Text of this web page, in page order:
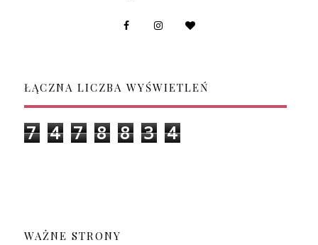
ŁĄCZNA LICZBA WYŚWIETLEŃ
7 4 7 8 8 3 4
WAŻNE STRONY